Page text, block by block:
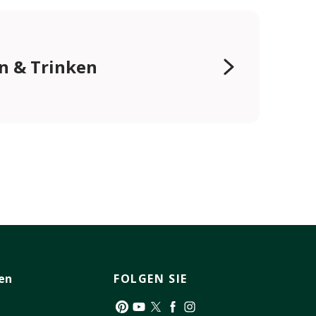
& Trinken
FOLGEN SIE